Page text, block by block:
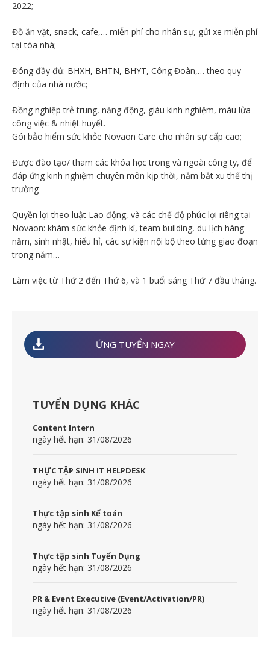
2022;
Đồ ăn vặt, snack, cafe,… miễn phí cho nhân sự, gửi xe miễn phí
tại tòa nhà;
Đóng đầy đủ: BHXH, BHTN, BHYT, Công Đoàn,… theo quy
định của nhà nước;
Đồng nghiệp trẻ trung, năng động, giàu kinh nghiệm, máu lửa
công việc & nhiệt huyết.
Gói bảo hiểm sức khỏe Novaon Care cho nhân sự cấp cao;
Được đào tạo/ tham các khóa học trong và ngoài công ty, để
đáp ứng kinh nghiệm chuyên môn kịp thời, nắm bắt xu thế thị
trường
Quyền lợi theo luật Lao động, và các chế độ phúc lợi riêng tại
Novaon: khám sức khỏe định kì, team building, du lịch hàng
năm, sinh nhật, hiếu hỉ, các sự kiện nội bộ theo từng giao đoạn
trong năm…
Làm việc từ Thứ 2 đến Thứ 6, và 1 buổi sáng Thứ 7 đầu tháng.
ỨNG TUYỂN NGAY
TUYỂN DỤNG KHÁC
Content Intern
ngày hết hạn: 31/08/2026
THỰC TẬP SINH IT HELPDESK
ngày hết hạn: 31/08/2026
Thực tập sinh Kế toán
ngày hết hạn: 31/08/2026
Thực tập sinh Tuyển Dụng
ngày hết hạn: 31/08/2026
PR & Event Executive (Event/Activation/PR)
ngày hết hạn: 31/08/2026